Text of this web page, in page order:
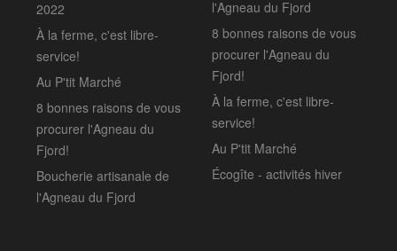
2022
À la ferme, c'est libre-
service!
Au P'tit Marché
8 bonnes raisons de vous
procurer l'Agneau du
Fjord!
Boucherie artisanale de
l'Agneau du Fjord
l'Agneau du Fjord
8 bonnes raisons de vous
procurer l'Agneau du
Fjord!
À la ferme, c'est libre-
service!
Au P'tit Marché
Écogîte - activités hiver